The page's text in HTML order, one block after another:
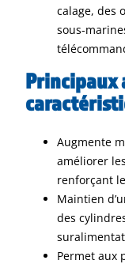
calage, des
sous-
Principaux
Augmente
améliorer
renforçant
Maintien
des
Permet aux